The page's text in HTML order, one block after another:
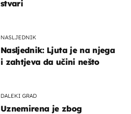
stvari
NASLJEDNIK
Nasljednik: Ljuta je na njega
i zahtjeva da učini nešto
DALEKI GRAD
Uznemirena je zbog